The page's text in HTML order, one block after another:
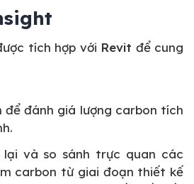
tích hợp với Revit để cung
để đánh giá lượng carbon tích
lại và so sánh trực quan các
carbon từ giai đoạn thiết kế